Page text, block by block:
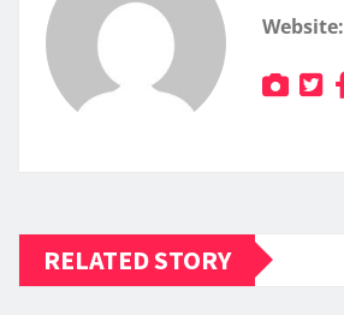
Website:
RELATED STORY